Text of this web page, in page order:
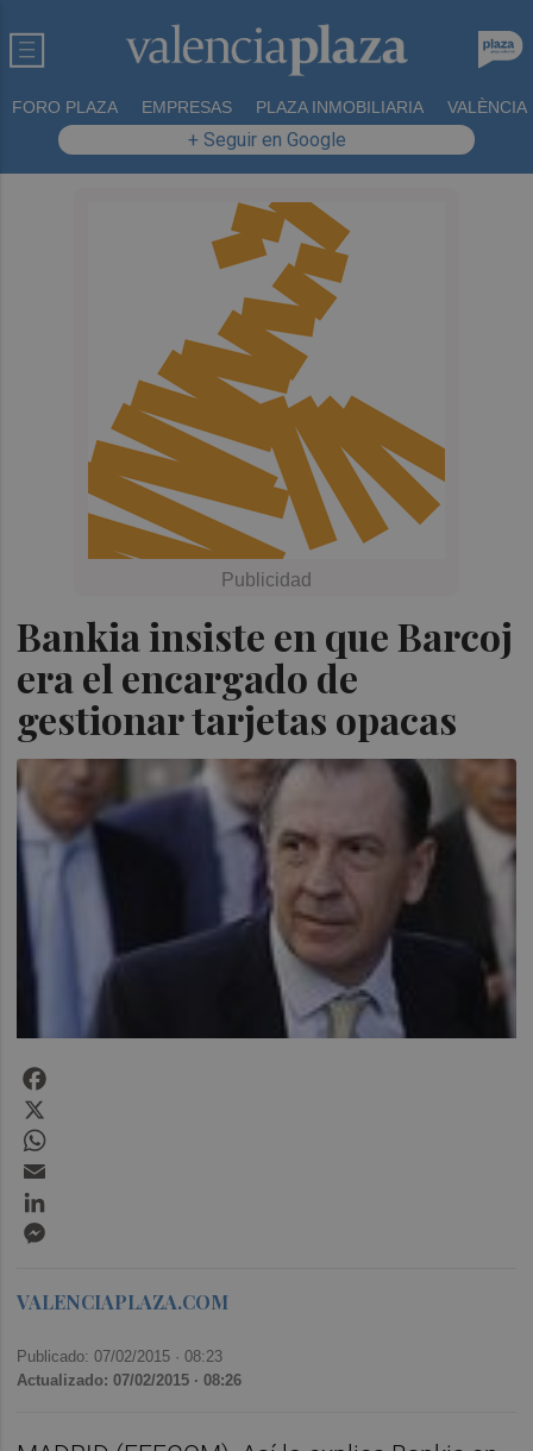
FORO PLAZA EMPRESAS PLAZA INMOBILIARIA VALÈNCIA
+ Seguir en Google
Bankia insiste en que Barcoj
era el encargado de
gestionar tarjetas opacas
VALENCIAPLAZA.COM
Publicado: 07/02/2015 ·08:23
Actualizado: 07/02/2015 · 08:26